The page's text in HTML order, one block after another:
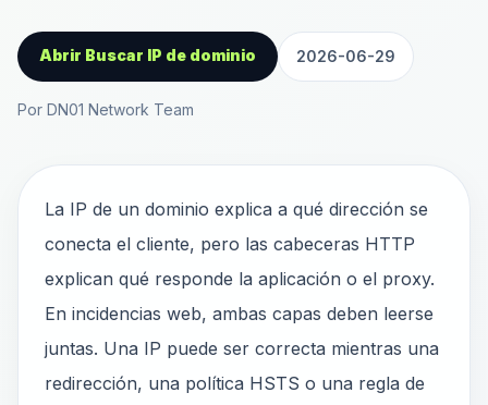
Abrir Buscar IP de dominio 2026-06-29
Por DN01 Network Team
La IP de un dominio explica a qué dirección se
conecta el cliente, pero las cabeceras HTTP
explican qué responde la aplicación o el proxy.
En incidencias web, ambas capas deben leerse
juntas. Una IP puede ser correcta mientras una
redirección, una política HSTS o una regla de